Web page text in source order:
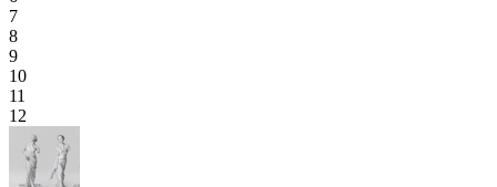
7
8
9
10
11
12